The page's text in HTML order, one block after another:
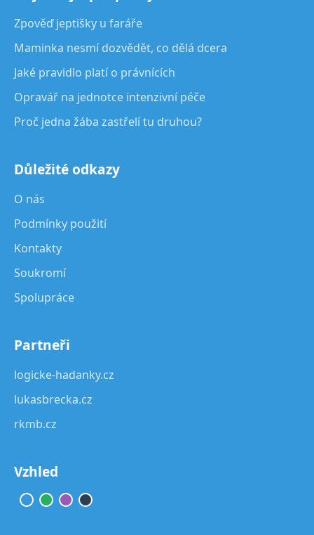
Zpověď jeptišky u faráře
Maminka nesmí dozvědět, co dělá dcera
Jaké pravidlo platí o právnících
Opravář na jednotce intenzivní péče
Proč jedna žába zastřelí tu druhou?
Důležité odkazy
O nás
Podmínky použití
Kontakty
Soukromí
Spolupráce
Partneři
logicke-hadanky.cz
lukasbrecka.cz
rkmb.cz
Vzhled